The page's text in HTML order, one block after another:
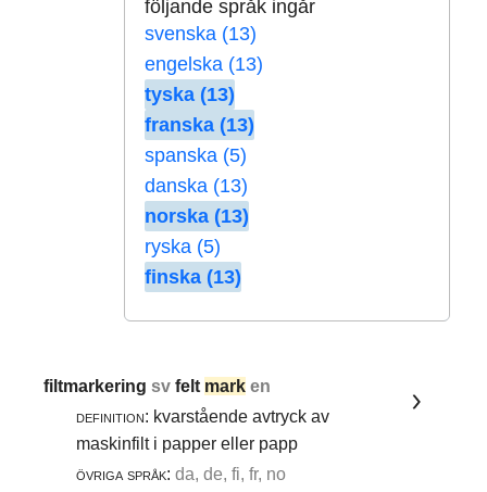
följande språk ingår
svenska (13)
engelska (13)
tyska (13)
franska (13)
spanska (5)
danska (13)
norska (13)
ryska (5)
finska (13)
filtmarkeringsvfelt mark en
definition: kvarstående avtryck av
maskinfilt i papper eller papp
övriga språk: da, de, fi, fr, no